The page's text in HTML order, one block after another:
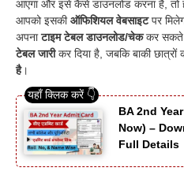
आएगा और इसे कैसे डाउनलोड करना है,
आपको इसकीऑफिशियल वेबसाइटपर
अपनाटाइम टेबल डाउनलोड/चेककर सकते
टेबल जारीकर दिया है, जबकि बाकी
है।
BA 2nd
Now) –
Full Details